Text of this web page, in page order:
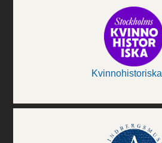
Kvinnohistoriska